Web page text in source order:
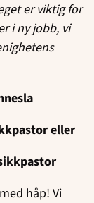
er viktig for
i ny jobb, vi
eller
håp! Vi